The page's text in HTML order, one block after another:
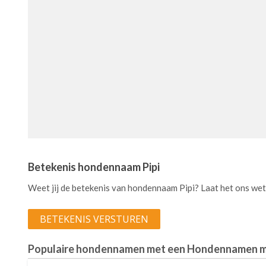
Betekenis hondennaam Pipi
Weet jij de betekenis van hondennaam Pipi? Laat het ons
BETEKENIS VERSTUREN
Populaire hondennamen met een Hondennamen